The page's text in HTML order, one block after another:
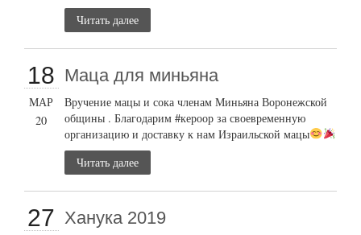
Читать далее
18
МАР
20
Маца для миньяна
Вручение мацы и сока членам Миньяна Воронежской
общины . Благодарим #кероор за своевременную
организацию и доставку к нам Израильской мацы
Читать далее
27 Ханука 2019